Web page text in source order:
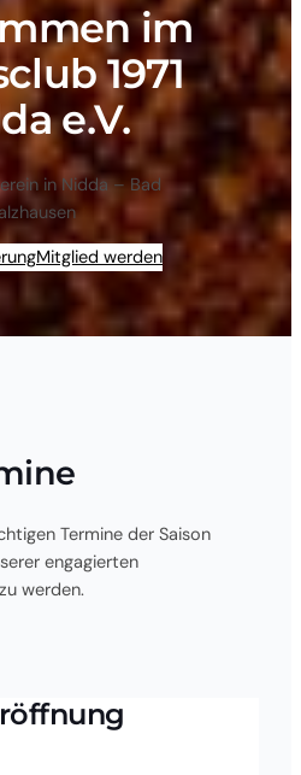
im
1971
e.V.
in Nidda – Bad
Mitglied werden
Termine der Saison
engagierten
werden.